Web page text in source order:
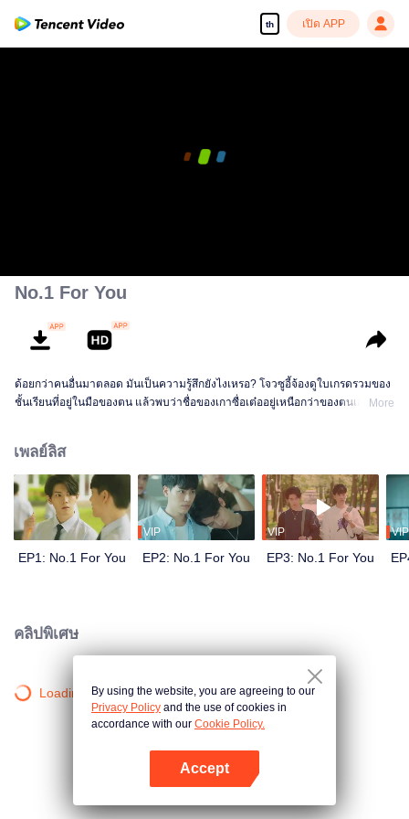
th เปิด APP
No.1 For You
ด้อยกว่าคนอื่นมาตลอด มันเป็นความรู้สึกยังไงเหรอ? โจวซูอี้จ้องดูใบเกรดรวมของ
ชั้นเรียนที่อยู่ในมือของตน แล้วพบว่าชื่อของเกาซื่อเต๋ออยู่เหนือกว่าของตนเองอีก
ม.6 โจวซูอี้คิดว่าใกล้แล้ว เวลาที่จะได้เข้ามหาวิทยาลัยแล้วจะไม่ต้องเจอกับเกาซื่อ
เต๋ออีกต่อไป! แต่คาดไม่ถึงว่าชีวิตในรั้วมหาลัยของเขาต้องได้พบกลับเกาซื่อเต๋ออีก
ครั้ง โลกออกจะกว้าง ทำไมเขาไปที่ไหน เกาซื่อเต๋อจะต้องตามติดไปทุกที่ด้วย
เพราะอะไรกัน?
More
เพลย์ลิส
EP1: No.1 For You
VIP
EP2: No.1 For You
VIP
EP3: No.1 For You
VIP
คลิปพิเศษ
Loading…By using the website, you are agreeing to our
Privacy Policy and the use of cookies in
accordance with our Cookie Policy.
Accept